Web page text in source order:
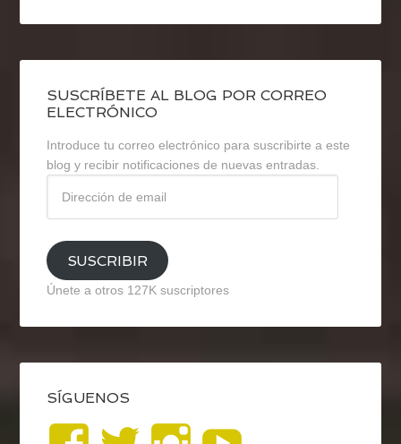
SUSCRÍBETE AL BLOG POR CORREO
ELECTRÓNICO
Introduce tu correo electrónico para suscribirte a este
blog y recibir notificaciones de nuevas entradas.
email
SUSCRIBIR
Únete a otros 127K suscriptores
SÍGUENOS